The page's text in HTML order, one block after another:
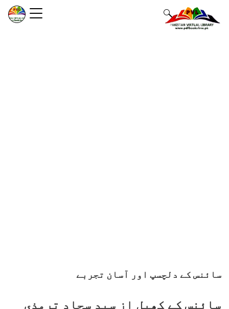
سائنس کے دلچسپ اور آسان تجربے
سائنس کے کھیل از سید سجاد ترمذی